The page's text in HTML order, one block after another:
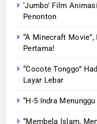
‘Jumbo’ Film
Penonton
“A Minecraft Movie”,
Pertama!
“Cocote Tonggo”
Layar Lebar
“H-5 Indra
“Membela Islam,